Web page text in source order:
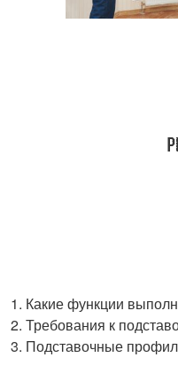
Какие функции
Требования к
Подставочные